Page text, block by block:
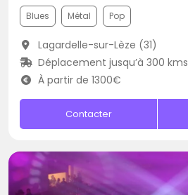
Blues Métal Pop
Lagardelle-sur-Lèze (31)
Déplacement jusqu’à 300 kms
À partir de 1300€
Contacter